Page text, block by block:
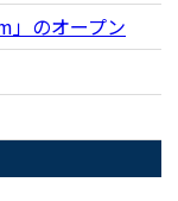
」のオープン